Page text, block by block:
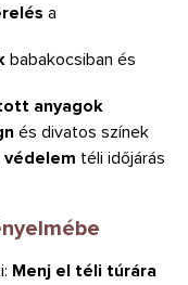
a
babakocsiban és
anyagok
és divatos színek
téli időjárás
Menj el téli túrára